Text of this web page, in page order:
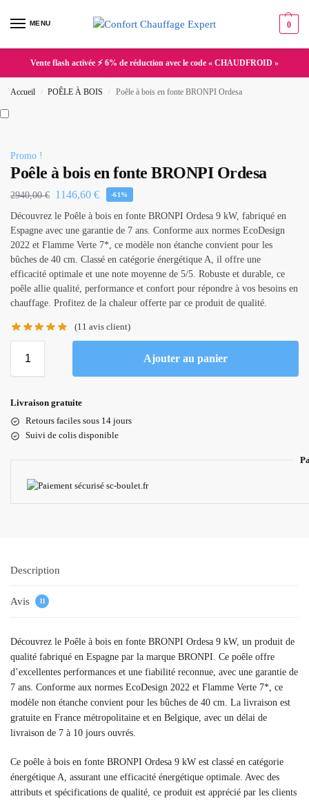
MENU 0
Vente flash activée ⚡ 6% de réduction avec le code « CHAUDFROID »
Accueil / POÊLE À BOIS / Poêle à bois en fonte BRONPI Ordesa
Promo !
Poêle à bois en fonte BRONPI Ordesa
2940,00€ 1146,60 € -61%
Découvrez le Poêle à bois en fonte BRONPI Ordesa 9 kW, fabriqué en
Espagne avec une garantie de 7 ans. Conforme aux normes EcoDesign
2022 et Flamme Verte 7*, ce modèle non étanche convient pour les
bûches de 40 cm. Classé en catégorie énergétique A, il offre une
efficacité optimale et une note moyenne de 5/5. Robuste et durable, ce
poêle allie qualité, performance et confort pour répondre à vos besoins en
chauffage. Profitez de la chaleur offerte par ce produit de qualité.
(11 avis client)
Ajouter au panier
Livraison gratuite
Retours faciles sous 14 jours
Suivi de colis disponible
Description
Avis 11
Découvrez le Poêle à bois en fonte BRONPI Ordesa 9 kW, un produit de
qualité fabriqué en Espagne par la marque BRONPI. Ce poêle offre
d’excellentes performances et une fiabilité reconnue, avec une garantie de
7 ans. Conforme aux normes EcoDesign 2022 et Flamme Verte 7*, ce
modèle non étanche convient pour les bûches de 40 cm. La livraison est
gratuite en France métropolitaine et en Belgique, avec un délai de
livraison de 7 à 10 jours ouvrés.
Ce poêle à bois en fonte BRONPI Ordesa 9 kW est classé en catégorie
énergétique A, assurant une efficacité énergétique optimale. Avec des
attributs et spécifications de qualité, ce produit est apprécié par les clients